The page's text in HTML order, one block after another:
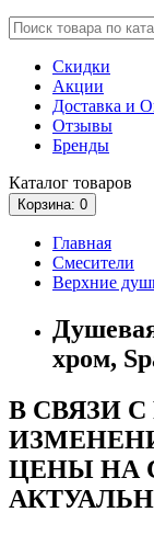
Скидки
Акции
Доставка и
Отзывы
Бренды
Каталог товаров
Корзина: 0
Главная
Смесители
Верхние
хром,
В СВЯЗИ
ЦЕНЫ НА